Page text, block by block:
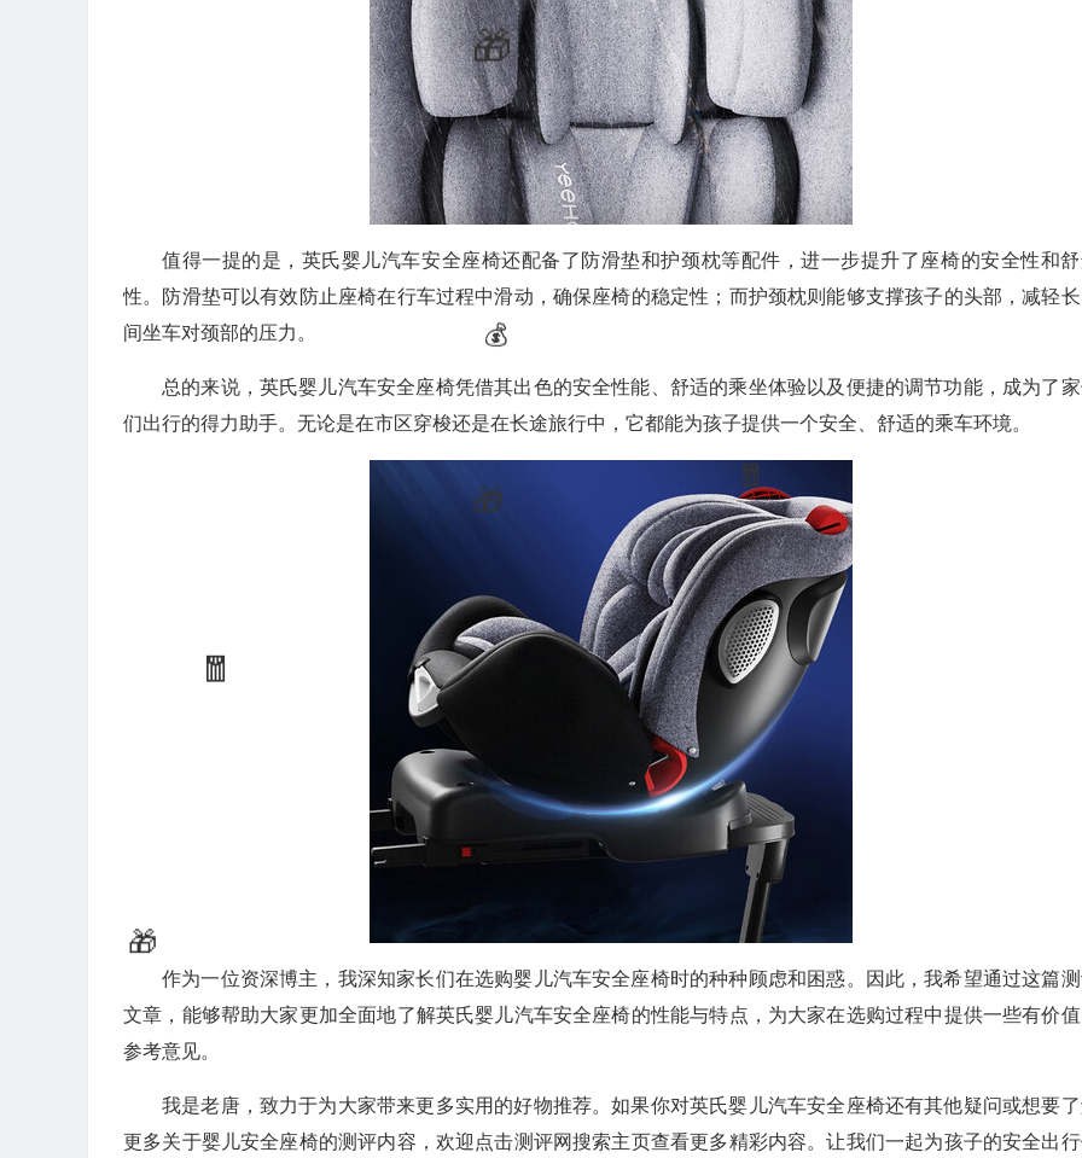
值得一提的是，英氏婴儿汽车安全座椅还配备了防滑垫和护颈枕等配件，进一步提升了座椅的安全性和
性。防滑垫可以有效防止座椅在行车过程中滑动，确保座椅的稳定性；而护颈枕则能够支撑孩子的头部，减轻
间坐车对颈部的压力。
总的来说，英氏婴儿汽车安全座椅凭借其出色的安全性能、舒适的乘坐体验以及便捷的调节功能，成为了
们出行的得力助手。无论是在市区穿梭还是在长途旅行中，它都能为孩子提供一个安全、舒适的乘车环境。
作为一位资深博主，我深知家长们在选购婴儿汽车安全座椅时的种种顾虑和困惑。因此，我希望通过这篇
文章，能够帮助大家更加全面地了解英氏婴儿汽车安全座椅的性能与特点，为大家在选购过程中提供一些有价
参考意见。
我是老唐，致力于为大家带来更多实用的好物推荐。如果你对英氏婴儿汽车安全座椅还有其他疑问或想要
更多关于婴儿安全座椅的测评内容，欢迎点击测评网搜索主页查看更多精彩内容。让我们一起为孩子的安全出
💰